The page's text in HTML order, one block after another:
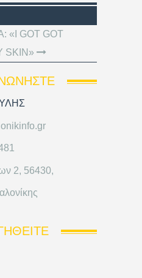
«I GOT GOT
SKIN»
2, 56430,